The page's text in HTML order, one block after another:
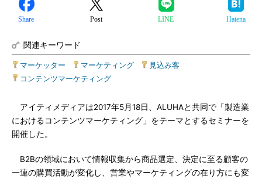
Share Post LINE Hatena
関連キーワード
マーケッター マーケティング 見込み客
コンテンツマーケティング
アイティメディアは2017年5月18日、ALUHAと共同で「製造業
におけるコンテンツマーケティング」をテーマとするセミナーを
開催した。
B2Bの領域において情報収集から商品選定、決定に至る顧客の
一連の購買活動が変化し、営業やマーケティングの在り方にも変